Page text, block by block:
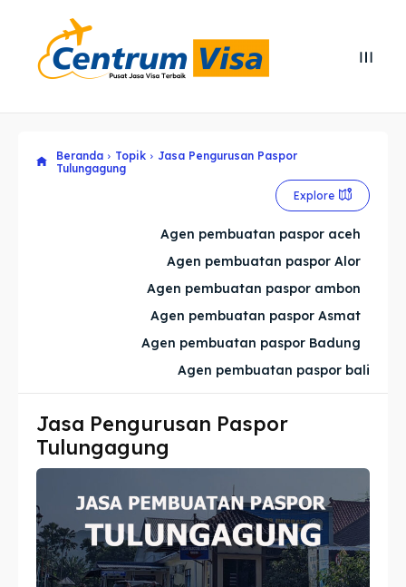
Explore our destinations
Imta
Legalisir
Apostille
Penerjemah
Explore our destinations
Imta
Legalisir
Apostille
Penerjemah
Beranda Topik
Jasa Pengurusan Paspor
Tulungagung
Explore
Agen pembuatan paspor aceh
Agen pembuatan paspor Alor
Agen pembuatan paspor ambon
Agen pembuatan paspor Asmat
Agen pembuatan paspor Badung
Agen pembuatan paspor bali
Jasa Pengurusan Paspor
Tulungagung